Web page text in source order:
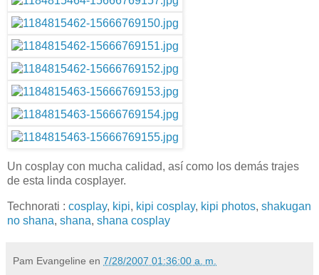
Un cosplay con mucha calidad, así como los demás trajes
de esta linda cosplayer.
Technorati : cosplay, kipi, kipi cosplay, kipi photos, shakugan
no shana, shana, shana cosplay
Pam Evangeline en 7/28/2007 01:36:00 a. m.